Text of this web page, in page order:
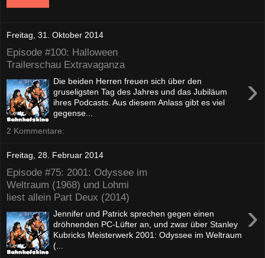
Freitag, 31. Oktober 2014
Episode #100: Halloween
Trailerschau Extravaganza
›
Die beiden Herren freuen sich über den
gruseligsten Tag des Jahres und das Jubiläum
ihres Podcasts. Aus diesem Anlass gibt es viel
gegense...
2 Kommentare:
Freitag, 28. Februar 2014
Episode #75: 2001: Odyssee im
Weltraum (1968) und Lohmi
liest allein Part Deux (2014)
›
Jennifer und Patrick sprechen gegen einen
dröhnenden PC-Lüfter an, und zwar über Stanley
Kubricks Meisterwerk 2001: Odyssee im Weltraum
(...